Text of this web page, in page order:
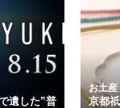
など実力派俳優が共
第二艦隊司令長官
る。
時代が再び、分断と
道を歩んではいな
た”今”を生きる私達
遺した”普
お土産
京都